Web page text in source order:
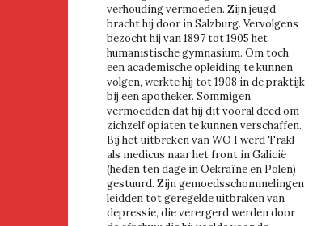
verhouding vermoeden. Zijn jeugd
bracht hij door in Salzburg. Vervolgens
bezocht hij van 1897 tot 1905 het
humanistische gymnasium. Om toch
een academische opleiding te kunnen
volgen, werkte hij tot 1908 in de praktijk
bij een apotheker. Sommigen
vermoedden dat hij dit vooral deed om
zichzelf opiaten te kunnen verschaffen.
Bij het uitbreken van WO I werd Trakl
als medicus naar het front in Galicië
(heden ten dage in Oekraïne en Polen)
gestuurd. Zijn gemoedsschommelingen
leidden tot geregelde uitbraken van
depressie, die verergerd werden door